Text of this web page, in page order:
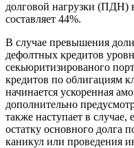
долговой нагрузки (ПДН)
составляет 44%.
В случае превышения
дефолтных кредитов
секьюритизированого
кредитов по облигациям
начинается ускоренная
дополнительно
также наступает в
остатку основного долга
каникул или проведения